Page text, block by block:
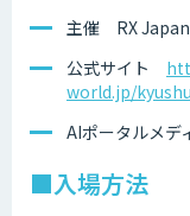
主催 RX
公式サイト
world.jp/
AIポータルメ
■入場方法